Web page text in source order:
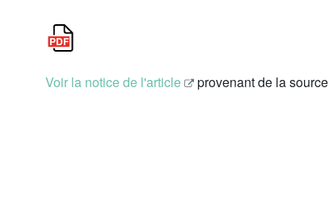
Voir la notice de l'article provenant de la source